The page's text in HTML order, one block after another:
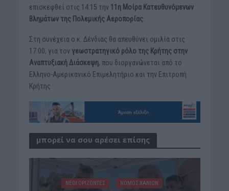
επισκεφθεί στις 14:15 την 11η Μοίρα Κατευθυνόμενων
Βλημάτων της Πολεμικής Αεροπορίας.
Στη συνέχεια ο κ. Δένδιας θα απευθύνει ομιλία στις
17:00, για τον γεωστρατηγικό ρόλο της Κρήτης στην
Αναπτυξιακή Διάσκεψη, που διοργανώνεται από το
Ελληνο-Αμερικανικό Επιμελητήριο και την Επιτροπή
Κρήτης.
μπορεί να σου αρέσει επίσης
ΝΕΟΙ ΟΡΙΖΟΝΤΕΣ ΝΟΜΌΣ ΧΑΝΊΩΝ